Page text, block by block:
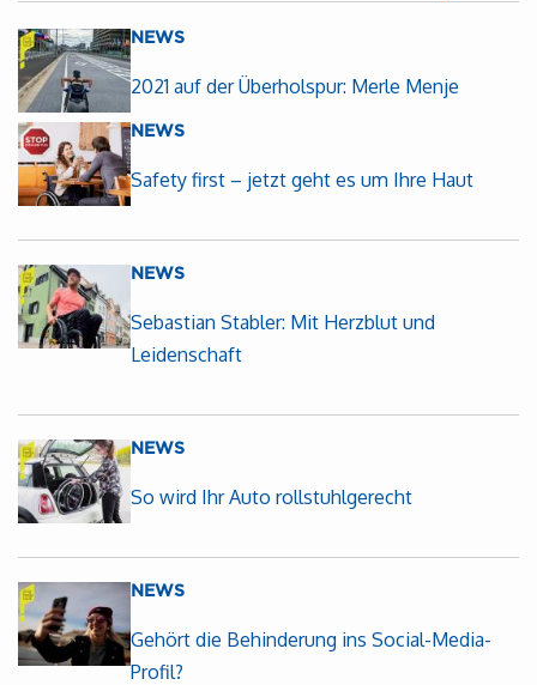
NEWS
2021 auf der Überholspur: Merle Menje
NEWS
Safety first – jetzt geht es um Ihre Haut
NEWS
Sebastian Stabler: Mit Herzblut und
Leidenschaft
NEWS
So wird Ihr Auto rollstuhlgerecht
NEWS
Gehört die Behinderung ins Social-Media-
Profil?